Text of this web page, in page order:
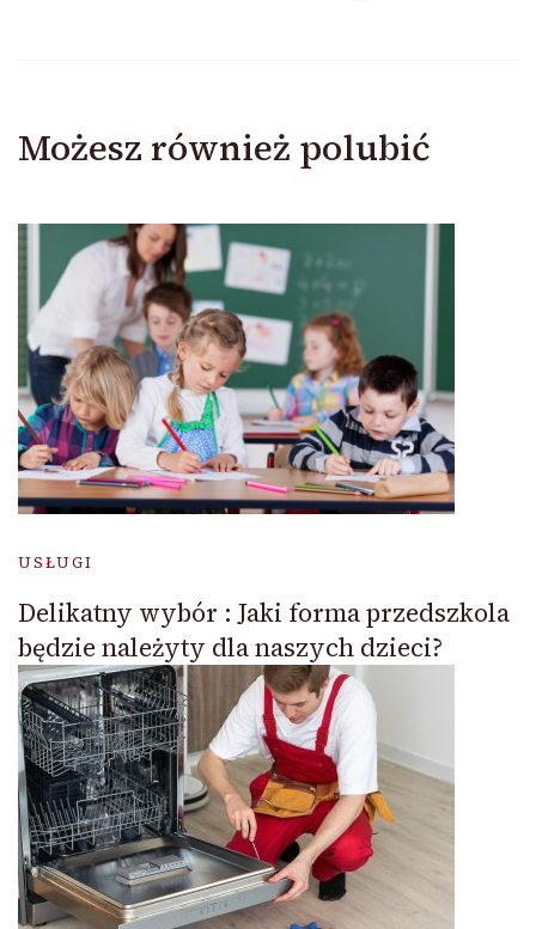
Możesz również polubić
USŁUGI
Delikatny wybór : Jaki forma przedszkola
będzie należyty dla naszych dzieci?